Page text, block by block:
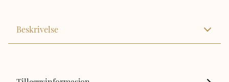
Beskrivelse